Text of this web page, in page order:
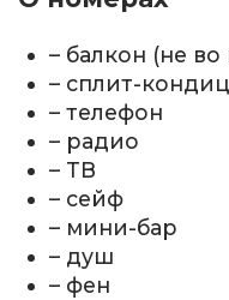
– балкон (не
– сплит-
– телефон
– радио
– ТВ
– сейф
– мини-бар
– душ
– фен